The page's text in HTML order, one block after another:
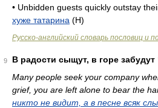
• Unbidden guests quickly outstay
хуже татарина (H)
Русско-английский словарь пословиц и
9
В радости сыщут, в горе забудут
Many people seek your company
grief, you are left alone to bear the
никто не видит, а в песне всяк